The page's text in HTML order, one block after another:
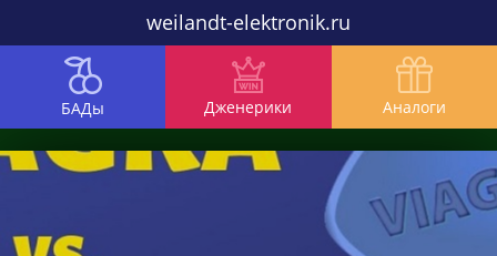
weilandt-elektronik.ru
БАДы Дженерики Аналоги